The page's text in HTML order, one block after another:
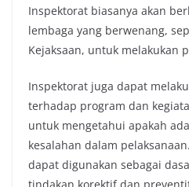
Inspektorat biasanya akan
lembaga yang berwenang,
Kejaksaan, untuk melakukan
Inspektorat juga dapat
terhadap program dan
untuk mengetahui apakah
kesalahan dalam
dapat digunakan sebagai